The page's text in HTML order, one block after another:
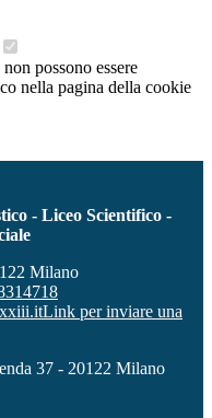
possono essere
nella pagina della cookie
- Liceo Scientifico -
Milano
Link per inviare una
37 - 20122 Milano